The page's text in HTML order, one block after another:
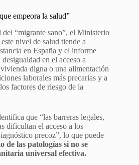
empeora la salud”
“migrante sano”, el Ministerio
nivel de salud tiende a
en España y el informe
en el acceso a
digna o una alimentación
laborales más precarias y a
factores de riesgo de la
que “las barreras legales,
dificultan el acceso a los
precoz”, lo que puede
de las patologías si no se
universal efectiva.